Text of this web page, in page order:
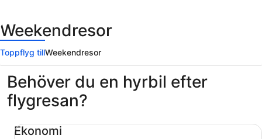
Weekendresor
Toppflyg tillWeekendresor
Behöver du en hyrbil efter
flygresan?
Ekonomi
Ekonomi Chevrolet Spark